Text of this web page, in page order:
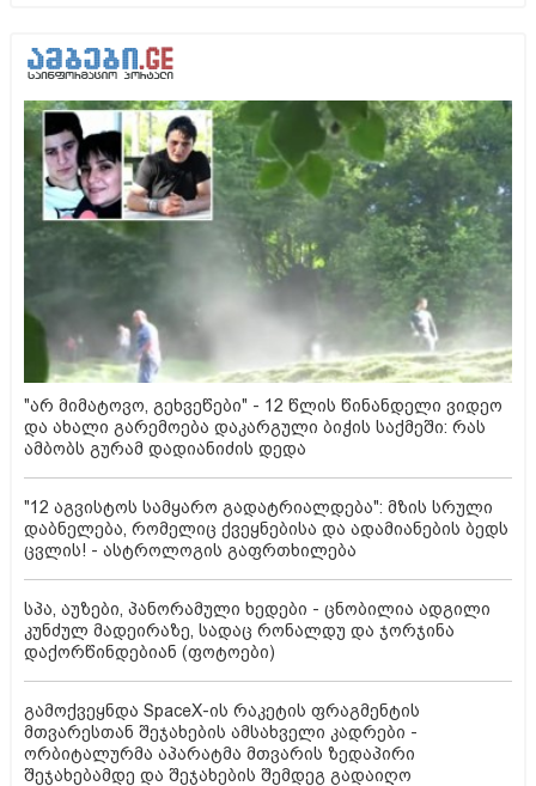
"არ მიმატოვო, გეხვეწები" - 12 წლის წინანდელი ვიდეო
და ახალი გარემოება დაკარგული ბიჭის საქმეში: რას
ამბობს გურამ დადიანიძის დედა
"12 აგვისტოს სამყარო გადატრიალდება": მზის სრული
დაბნელება, რომელიც ქვეყნებისა და ადამიანების ბედს
ცვლის! - ასტროლოგის გაფრთხილება
სპა, აუზები, პანორამული ხედები - ცნობილია ადგილი
კუნძულ მადეირაზე, სადაც რონალდუ და ჯორჯინა
დაქორწინდებიან (ფოტოები)
გამოქვეყნდა SpaceX-ის რაკეტის ფრაგმენტის
მთვარესთან შეჯახების ამსახველი კადრები -
ორბიტალურმა აპარატმა მთვარის ზედაპირი
შეჯახებამდე და შეჯახების შემდეგ გადაიღო